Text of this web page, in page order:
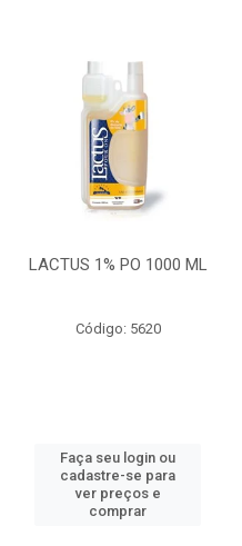
LACTUS 1% PO 1000 ML
Código: 5620
Faça seu login ou
cadastre-se para
ver preços e
comprar